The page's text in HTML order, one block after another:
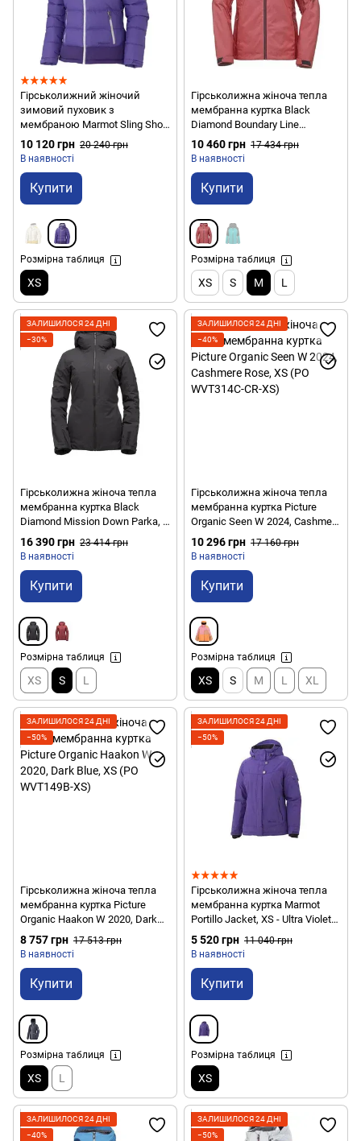
Гірськолижний жіночий
зимовий пуховик з
мембраною Marmot Sling Shot
Jacket, XS - Ultra Violet/Dark
Violet (MRT 75290.6394-XS)
10 120 грн 20 240 грн
В наявності
Купити
Розмірна таблиця
XS
Гірськолижна жіноча тепла
мембранна куртка Black
Diamond Boundary Line
Insulated Jacket, M - Wild Rose
(BD 746061.6012-M)
10 460 грн 17 434 грн
В наявності
Купити
Розмірна таблиця
XS S M L
ЗАЛИШИЛОСЯ 24 ДНІ
−30%
Гірськолижна жіноча тепла
мембранна куртка Black
Diamond Mission Down Parka, S
- Smoke (BD XNJ9.022-S)
16 390 грн 23 414 грн
В наявності
Купити
Розмірна таблиця
XS S L
ЗАЛИШИЛОСЯ 24 ДНІ
−40%
Гірськолижна жіноча тепла
мембранна куртка Picture
Organic Seen W 2024, Cashmere
Rose, XS (PO WVT314C-CR-XS)
10 296 грн 17 160 грн
В наявності
Купити
Розмірна таблиця
XS S M L XL
ЗАЛИШИЛОСЯ 24 ДНІ
−50%
Гірськолижна жіноча тепла
мембранна куртка Picture
Organic Haakon W 2020, Dark
Blue, XS (PO WVT149B-XS)
8 757 грн 17 513 грн
В наявності
Купити
Розмірна таблиця
XS L
ЗАЛИШИЛОСЯ 24 ДНІ
−50%
Гірськолижна жіноча тепла
мембранна куртка Marmot
Portillo Jacket, XS - Ultra Violet
(MRT 75130.6393-XS)
5 520 грн 11 040 грн
В наявності
Купити
Розмірна таблиця
XS
ЗАЛИШИЛОСЯ 24 ДНІ
−40%
ЗАЛИШИЛОСЯ 24 ДНІ
−50%